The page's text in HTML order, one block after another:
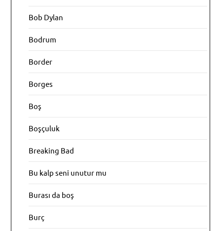
Bob Dylan
Bodrum
Border
Borges
Boş
Boşçuluk
Breaking Bad
Bu kalp seni unutur mu
Burası da boş
Burç